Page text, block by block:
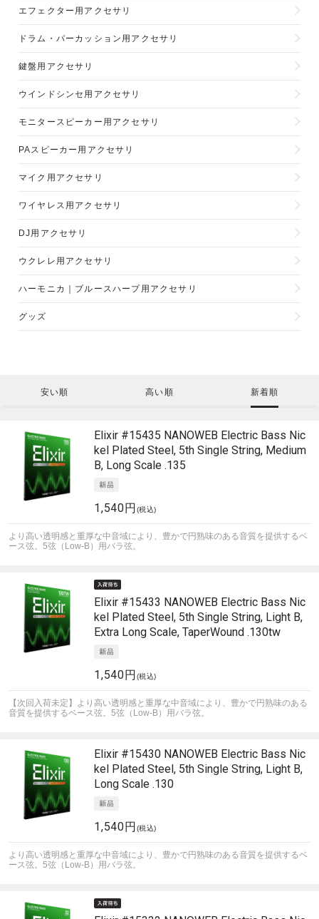
エフェクター用アクセサリ
ドラム・パーカッション用アクセサリ
鍵盤用アクセサリ
ウインドシンセ用アクセサリ
モニタースピーカー用アクセサリ
PAスピーカー用アクセサリ
マイク用アクセサリ
ワイヤレス用アクセサリ
DJ用アクセサリ
ウクレレ用アクセサリ
ハーモニカ｜ブルースハープ用アクセサリ
グッズ
安い順 高い順 新着順
Elixir #15435 NANOWEB Electric Bass Nic
kel Plated Steel, 5th Single String, Medium
B, Long Scale .135
1,540円 (税込)
より高い透明感と重厚な中音域により、豊かで円熟味のある音質を提供するベ
ース弦。5弦（Low-B）用バラ弦。
Elixir #15433 NANOWEB Electric Bass Nic
kel Plated Steel, 5th Single String, Light B,
Extra Long Scale, TaperWound .130tw
1,540円 (税込)
【次回入荷未定】より高い透明感と重厚な中音域により、豊かで円熟味のある
音質を提供するベース弦。5弦（Low-B）用バラ弦。
Elixir #15430 NANOWEB Electric Bass Nic
kel Plated Steel, 5th Single String, Light B,
Long Scale .130
1,540円 (税込)
より高い透明感と重厚な中音域により、豊かで円熟味のある音質を提供するベ
ース弦。5弦（Low-B）用バラ弦。